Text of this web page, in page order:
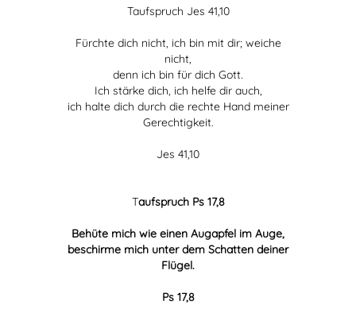
Taufspruch Jes 41,10
Fürchte dich nicht, ich bin mit dir; weiche
nicht,
denn ich bin für dich Gott.
Ich stärke dich, ich helfe dir auch,
ich halte dich durch die rechte Hand meiner
Gerechtigkeit.
Jes 41,10
Taufspruch Ps 17,8
Behüte mich wie einen Augapfel im Auge,
beschirme mich unter dem Schatten deiner
Flügel.
Ps 17,8